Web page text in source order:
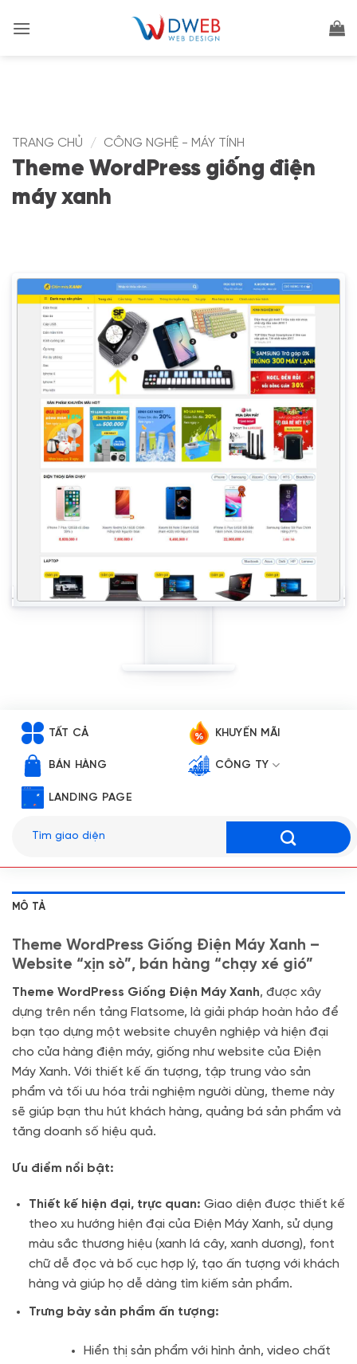
qua
TRANG CHỦ / CÔNG NGHỆ - MÁY TÍNH
Theme WordPress giống điện
máy xanh
TẤT CẢ KHUYẾN MÃI
BÁN HÀNG CÔNG TY
LANDING PAGE
kiếm:
MÔ TẢ
Theme WordPress Giống Điện Máy Xanh –
Website “xịn sò”, bán hàng “chạy xé gió”
Theme WordPress Giống Điện Máy Xanh, được xây
dựng trên nền tảng Flatsome, là giải pháp hoàn hảo để
bạn tạo dựng một website chuyên nghiệp và hiện đại
cho cửa hàng điện máy, giống như website của Điện
Máy Xanh. Với thiết kế ấn tượng, tập trung vào sản
phẩm và tối ưu hóa trải nghiệm người dùng, theme này
sẽ giúp bạn thu hút khách hàng, quảng bá sản phẩm và
tăng doanh số hiệu quả.
Ưu điểm nổi bật:
Thiết kế hiện đại, trực quan: Giao diện được thiết kế
theo xu hướng hiện đại của Điện Máy Xanh, sử dụng
màu sắc thương hiệu (xanh lá cây, xanh dương), font
chữ dễ đọc và bố cục hợp lý, tạo ấn tượng với khách
hàng và giúp họ dễ dàng tìm kiếm sản phẩm.
Trưng bày sản phẩm ấn tượng:
Hiển thị sản phẩm với hình ảnh, video chất